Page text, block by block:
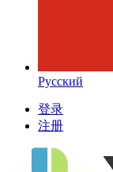
Русский
登录
注册